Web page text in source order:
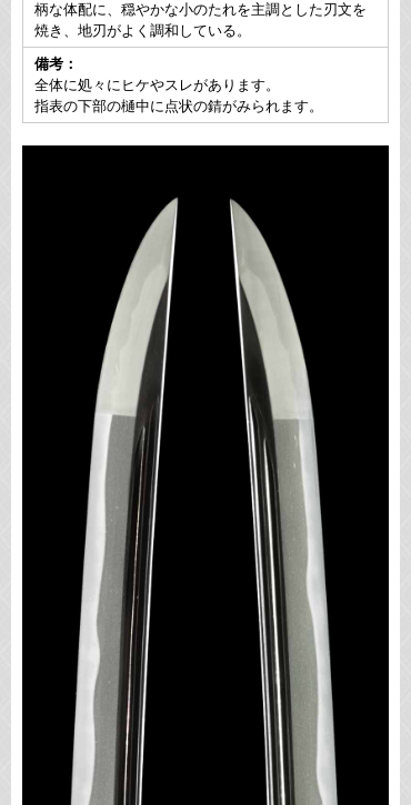
柄な体配に、穏やかな小のたれを主調とした刃文を
焼き、地刃がよく調和している。
備考：
全体に処々にヒケやスレがあります。
指表の下部の樋中に点状の錆がみられます。